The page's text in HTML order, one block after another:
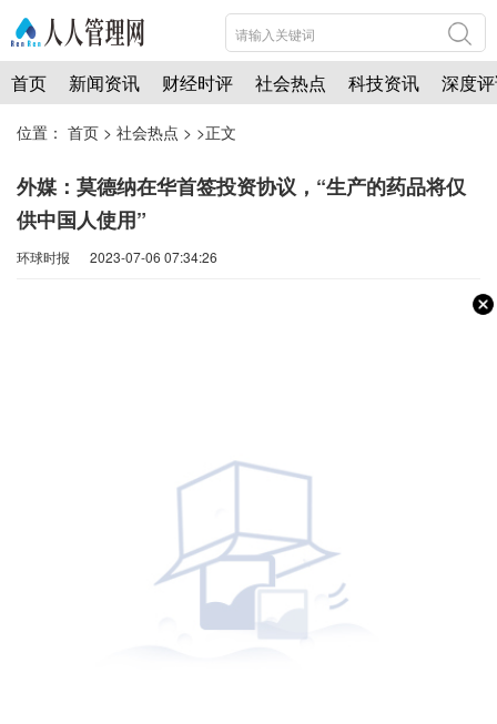
首页 新闻资讯 财经时评 社会热点 科技资讯 深度
位置： 首页 > 社会热点 > >正文
外媒：莫德纳在华首签投资协议，“生产的药品将仅
供中国人使用”
环球时报 2023-07-06 07:34:26